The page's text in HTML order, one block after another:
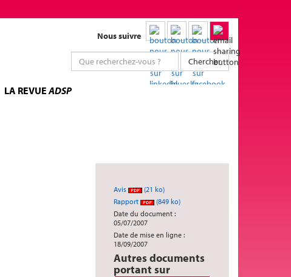
Nous suivre
Chercher
LA REVUEADSP
Avis
(21 ko)
Rapport
(849 ko)
Date du document :
05/07/2007
Date de mise en ligne :
18/09/2007
Autres documents
portant sur